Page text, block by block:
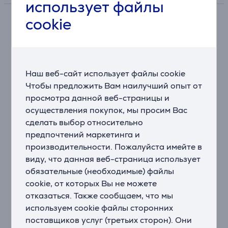
использует файлы
cookie
Наш веб-сайт использует файлы cookie
Чтобы предложить Вам наилучший опыт от
просмотра данной веб-страницы и
осуществления покупок, мы просим Вас
сделать выбор относительно
предпочтений маркетинга и
производительности. Пожалуйста имейте в
виду, что данная веб-страница использует
обязательные (необходимые) файлы
cookie, от которых Вы не можете
отказаться. Также сообщаем, что мы
используем cookie файлы сторонних
поставщиков услуг (третьих сторон). Они
Новый контейнер для пыли имеет специальную
конструкцию, поэтому к нему не прилипает шерсть
и грязь. Тройная система фильтрации (включающая
новый ячеистый фильтр) отфильтровывает даже
мелкую пыль. Благодаря активной функции
подметания и вибрирующему основанию бака для
воды удаляется даже въевшаяся грязь.
Функции усовершенствованного приложения
обеспечивают множественное картографирование
(до 3 этажей), уборку по комнатам, мониторинг в
реальном времени, функцию таймера, настройку
пользователем зон движения, запретных зон и зон с
коврами, а также регулировку мощности